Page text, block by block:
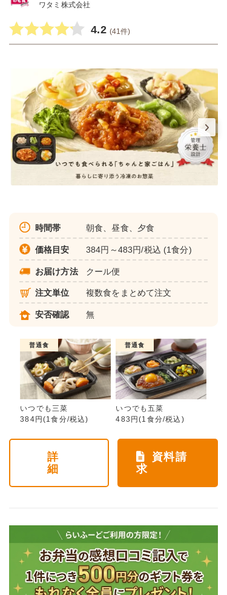
ワタミ株式会社
4.2 (41件)
時間帯 朝食、昼食、夕食
価格目安 384円～483円/税込 (1食分)
お届け方法 クール便
注文単位 複数食をまとめて注文
安否確認 無
普通食
いつでも三菜
384円(1食分/税込)
普通食
いつでも五菜
483円(1食分/税込)
詳
細
資料請
求